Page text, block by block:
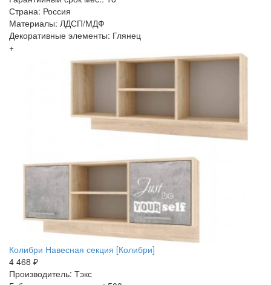
Страна: Россия
Материалы: ЛДСП/МДФ
Декоративные элементы: Глянец
+
Колибри Навесная секция [Колибри]
4 468 ₽
Производитель: Тэкс